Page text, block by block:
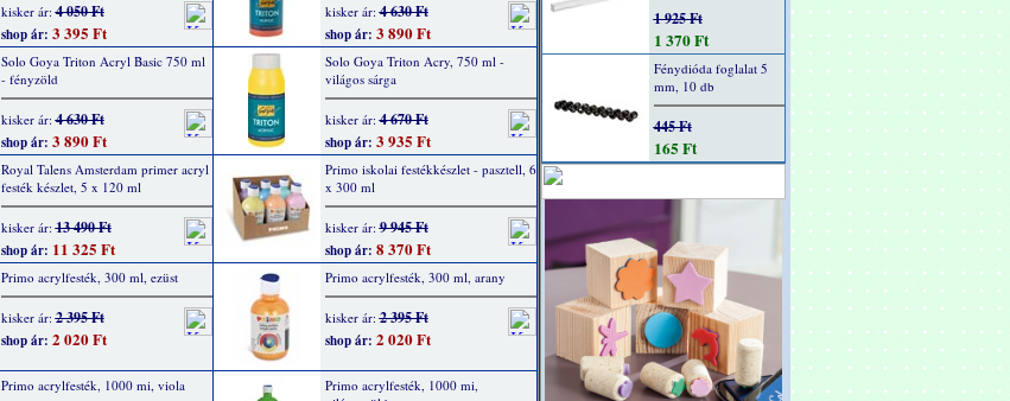
kisker ár:4 050 Ft
shop ár: 3 395 Ft
kisker ár:4 630 Ft
shop ár: 3 890 Ft
Solo Goya Triton Acryl Basic 750 ml
- fényzöld
kisker ár:4 630 Ft
shop ár: 3 890 Ft
Solo Goya Triton Acry, 750 ml -
világos sárga
kisker ár:4 670 Ft
shop ár: 3 935 Ft
Royal Talens Amsterdam primer acryl
festék készlet, 5 x 120 ml
kisker ár:13 490 Ft
shop ár: 11 325 Ft
Primo iskolai festékkészlet - pasztell, 6
x 300 ml
kisker ár:9 945 Ft
shop ár: 8 370 Ft
Primo acrylfesték, 300 ml, ezüst
kisker ár:2 395 Ft
shop ár: 2 020 Ft
Primo acrylfesték, 300 ml, arany
kisker ár:2 395 Ft
shop ár: 2 020 Ft
Primo acrylfesték, 1000 mi, viola
Primo acrylfesték, 1000 mi,
1 925 Ft
1 370 Ft
Fénydióda foglalat 5
mm, 10 db
445 Ft
165 Ft